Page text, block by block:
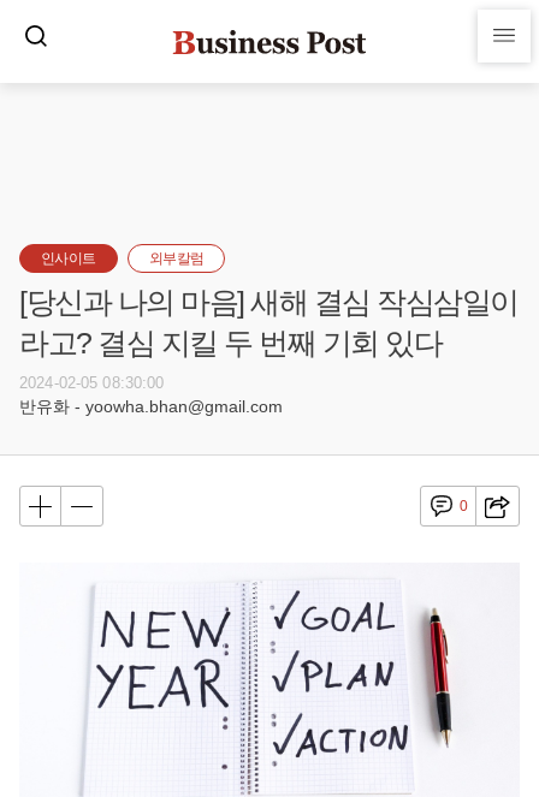
인사이트 외부칼럼
[당신과 나의 마음] 새해 결심 작심삼일이
라고? 결심 지킬 두 번째 기회 있다
2024-02-05 08:30:00
반유화 - yoowha.bhan@gmail.com
0